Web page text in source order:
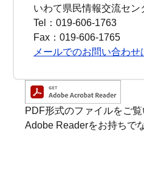
いわて県民情報交流セ
Tel：019-606-1763
Fax：019-606-1765
メールでのお問い合わせ
PDF形式のファイルをご
Adobe Readerをお持ちで